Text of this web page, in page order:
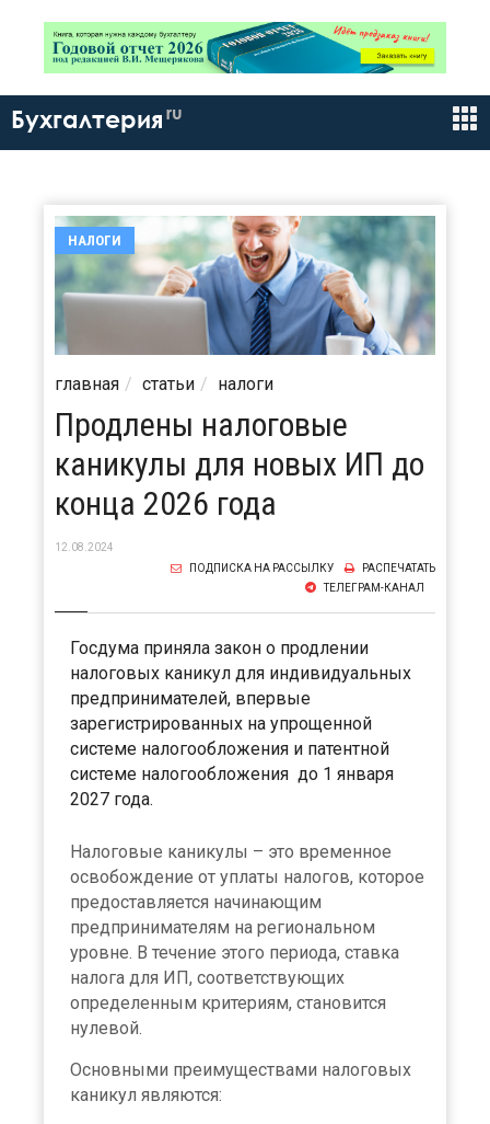
Бухгалтерия ru
НАЛОГИ
главная статьи налоги
Продлены налоговые
каникулы для новых ИП до
конца 2026 года
12.08.2024
РАСПЕЧАТАТЬ
ПОДПИСКА НА РАССЫЛКУ
ТЕЛЕГРАМ-КАНАЛ
Госдума приняла закон о продлении
налоговых каникул для индивидуальных
предпринимателей, впервые
зарегистрированных на упрощенной
системе налогообложения и патентной
системе налогообложения до 1 января
2027 года.
Налоговые каникулы – это временное
освобождение от уплаты налогов, которое
предоставляется начинающим
предпринимателям на региональном
уровне. В течение этого периода, ставка
налога для ИП, соответствующих
определенным критериям, становится
нулевой.
Основными преимуществами налоговых
каникул являются: